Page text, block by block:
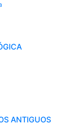
ANTIGUOS